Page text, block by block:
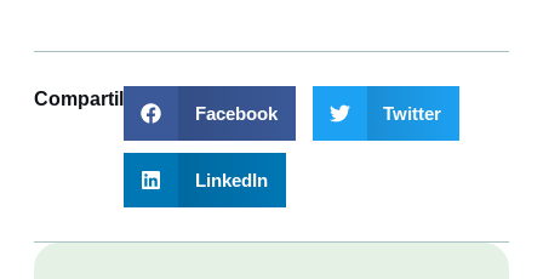
Compartilhar
Facebook Twitter
LinkedIn